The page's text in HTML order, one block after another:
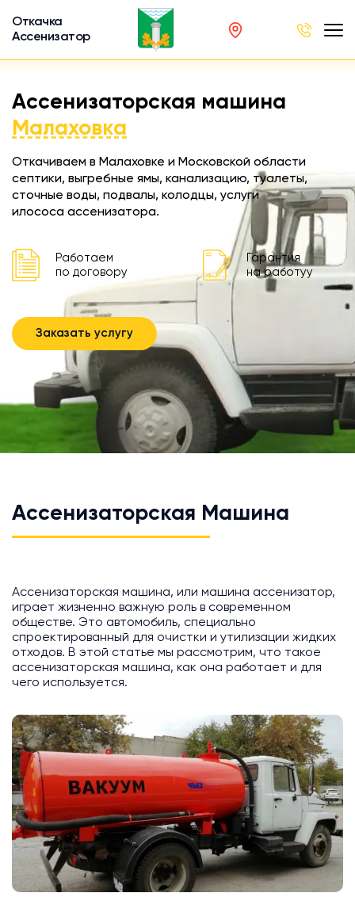
Откачка
Ассенизатор
Ассенизаторская машина
Малаховка
Откачиваем в Малаховке и Московской области
септики, выгребные ямы, канализацию, туалеты,
сточные воды, подвалы, колодцы, услуги
илососа ассенизатора.
Работаем
по договору
Гарантия
на работуу
Заказать услугу
Ассенизаторская Машина
Ассенизаторская машина, или машина ассенизатор,
играет жизненно важную роль в современном
обществе. Это автомобиль, специально
спроектированный для очистки и утилизации жидких
отходов. В этой статье мы рассмотрим, что такое
ассенизаторская машина, как она работает и для
чего используется.